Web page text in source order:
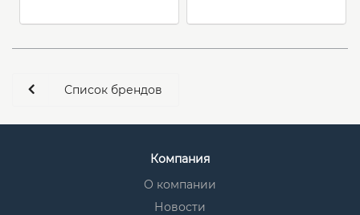
Список брендов
Компания
О компании
Новости